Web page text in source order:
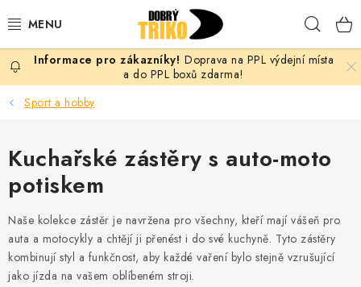
na
PRO ŽENY
PRO MUŽE
PRO DĚTI
DOPLŇKY
PRO PÁRY
VLASTNÍ MOTIV
Doprava na PPL výdejní místa
a do PPL boxů zdarma!
Sport a hobby
Kuchařské zástěry s auto-moto
potiskem
Naše kolekce zástěr je navržena pro všechny, kteří mají vášeň pro
auta a motocykly a chtějí ji přenést i do své kuchyně. Tyto zástěry
kombinují styl a funkčnost, aby každé vaření bylo stejně vzrušující
jako jízda na vašem oblíbeném stroji.